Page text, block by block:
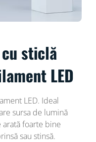
sticlă
LED
LED. Ideal
sursa de lumină
arată foarte bine
sau stinsă.